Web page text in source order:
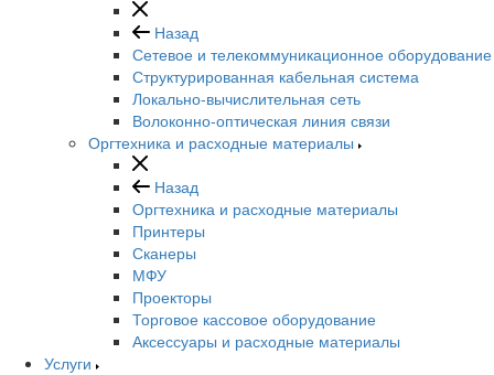
Назад
Сетевое и телекоммуникационное оборудование
Структурированная кабельная система
Локально-вычислительная сеть
Волоконно-оптическая линия связи
Оргтехника и расходные материалы
Назад
Оргтехника и расходные материалы
Принтеры
Сканеры
МФУ
Проекторы
Торговое кассовое оборудование
Аксессуары и расходные материалы
Услуги